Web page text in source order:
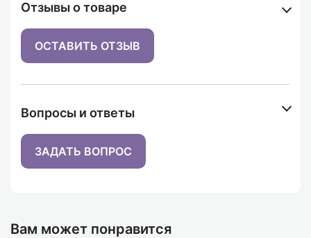
Отзывы о товаре
ОСТАВИТЬ ОТЗЫВ
Вопросы и ответы
ЗАДАТЬ ВОПРОС
Вам может понравится